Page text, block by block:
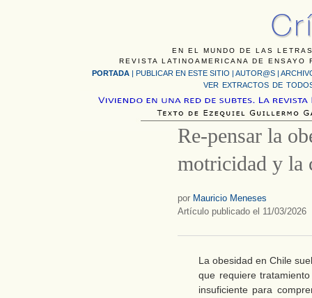
EN EL MUNDO DE LAS
REVISTA LATINOAMERICANA DE
PORTADA | PUBLICAR EN ESTE SITIO | AUTOR@S |
VER EXTRACTOS DE
Re-pensar la
motricidad y la
por Mauricio Meneses
Artículo publicado el 11/03/2026
La obesidad en Chile
que requiere
insuficiente para